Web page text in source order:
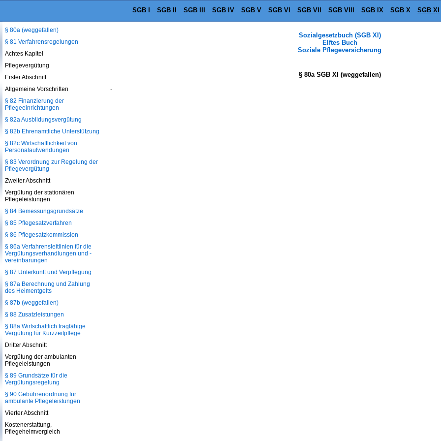
SGB I SGB II SGB III SGB IV SGB V SGB VI SGB VII SGB VIII SGB IX SGB X SGB XI
Sozialgesetzbuch (SGB XI)
Elftes Buch
Soziale Pflegeversicherung
§ 80a SGB XI (weggefallen)
-
§ 80a (weggefallen)
§ 81 Verfahrensregelungen
Achtes Kapitel
Pflegevergütung
Erster Abschnitt
Allgemeine Vorschriften
§ 82 Finanzierung der
Pflegeeinrichtungen
§ 82a Ausbildungsvergütung
§ 82b Ehrenamtliche Unterstützung
§ 82c Wirtschaftlichkeit von
Personalaufwendungen
§ 83 Verordnung zur Regelung der
Pflegevergütung
Zweiter Abschnitt
Vergütung der stationären
Pflegeleistungen
§ 84 Bemessungsgrundsätze
§ 85 Pflegesatzverfahren
§ 86 Pflegesatzkommission
§ 86a Verfahrensleitlinien für die
Vergütungsverhandlungen und -
vereinbarungen
§ 87 Unterkunft und Verpflegung
§ 87a Berechnung und Zahlung
des Heimentgelts
§ 87b (weggefallen)
§ 88 Zusatzleistungen
§ 88a Wirtschaftlich tragfähige
Vergütung für Kurzzeitpflege
Dritter Abschnitt
Vergütung der ambulanten
Pflegeleistungen
§ 89 Grundsätze für die
Vergütungsregelung
§ 90 Gebührenordnung für
ambulante Pflegeleistungen
Vierter Abschnitt
Kostenerstattung,
Pflegeheimvergleich